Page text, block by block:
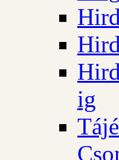
ig